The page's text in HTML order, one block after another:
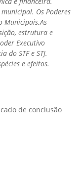
Os Poderes
Municipais.As
estrutura e
Executivo
do STF e STJ.
e efeitos.
de conclusão